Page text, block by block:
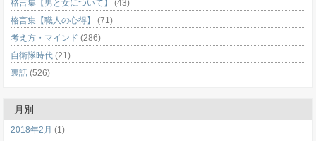
格言集【男と女について】
(43)
格言集【職人の心得】
(71)
考え方・マインド (286)
自衛隊時代 (21)
裏話 (526)
月別
2018年2月 (1)